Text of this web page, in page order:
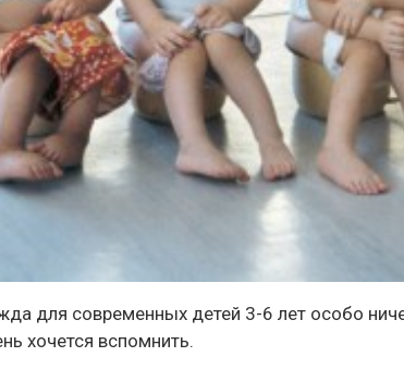
для современных детей 3-6 лет особо
хочется вспомнить.